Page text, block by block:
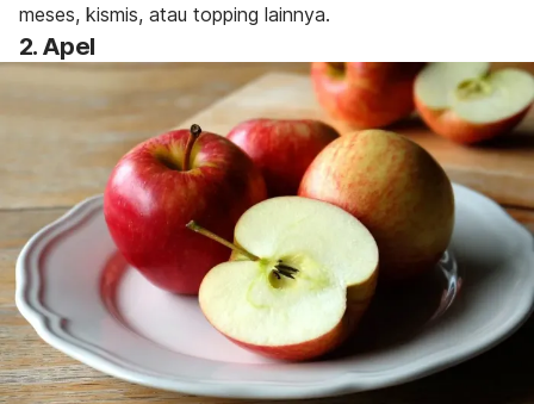
meses, kismis, atau topping lainnya.
2. Apel